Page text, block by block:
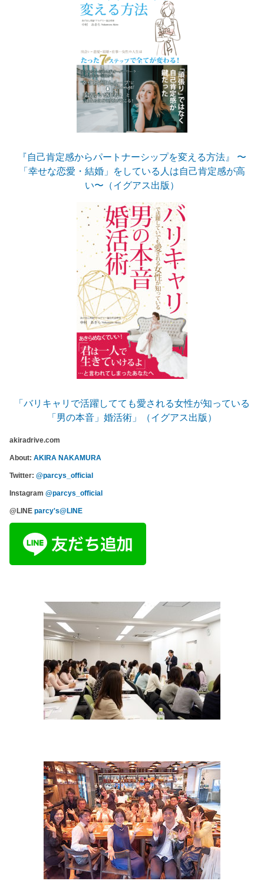
『自己肯定感からパートナーシップを変える方法』 〜
「幸せな恋愛・結婚」をしている人は自己肯定感が高
い〜（イグアス出版）
「バリキャリで活躍してても愛される女性が知っている
「男の本音」婚活術」（イグアス出版）
akiradrive.com
About:AKIRA NAKAMURA
Twitter:@parcys_official
Instagram@parcys_official
@LINEparcy's@LINE